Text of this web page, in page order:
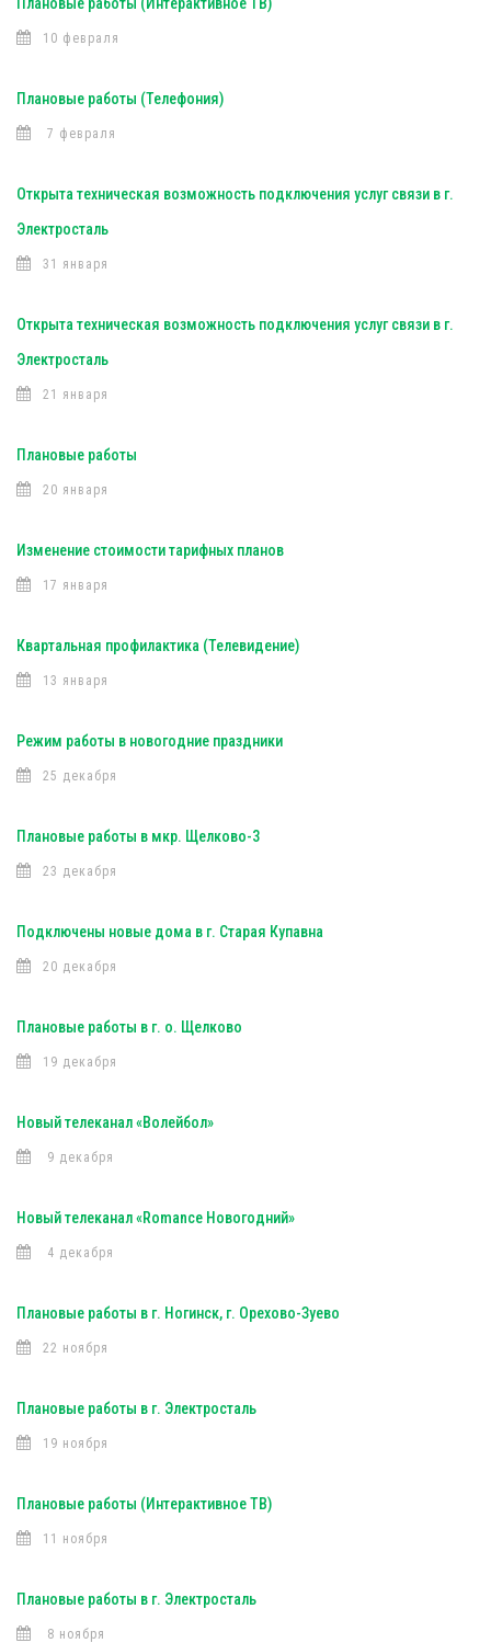
10 февраля
Плановые работы (Телефония)
7 февраля
Открыта техническая возможность подключения услуг связи в г.
Электросталь
31 января
Открыта техническая возможность подключения услуг связи в г.
Электросталь
21 января
Плановые работы
20 января
Изменение стоимости тарифных планов
17 января
Квартальная профилактика (Телевидение)
13 января
Режим работы в новогодние праздники
25 декабря
Плановые работы в мкр. Щелково-3
23 декабря
Подключены новые дома в г. Старая Купавна
20 декабря
Плановые работы в г. о. Щелково
19 декабря
Новый телеканал «Волейбол»
9 декабря
Новый телеканал «Romance Новогодний»
4 декабря
Плановые работы в г. Ногинск, г. Орехово-Зуево
22 ноября
Плановые работы в г. Электросталь
19 ноября
Плановые работы (Интерактивное ТВ)
11 ноября
Плановые работы в г. Электросталь
8 ноября